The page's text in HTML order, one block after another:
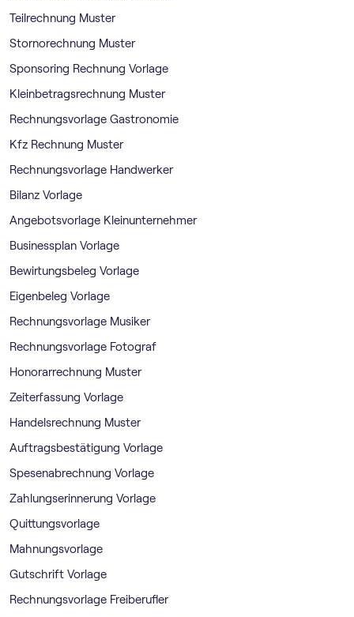
Teilrechnung Muster
Stornorechnung Muster
Sponsoring Rechnung Vorlage
Kleinbetragsrechnung Muster
Rechnungsvorlage Gastronomie
Kfz Rechnung Muster
Rechnungsvorlage Handwerker
Bilanz Vorlage
Angebotsvorlage Kleinunternehmer
Businessplan Vorlage
Bewirtungsbeleg Vorlage
Eigenbeleg Vorlage
Rechnungsvorlage Musiker
Rechnungsvorlage Fotograf
Honorarrechnung Muster
Zeiterfassung Vorlage
Handelsrechnung Muster
Auftragsbestätigung Vorlage
Spesenabrechnung Vorlage
Zahlungserinnerung Vorlage
Quittungsvorlage
Mahnungsvorlage
Gutschrift Vorlage
Rechnungsvorlage Freiberufler